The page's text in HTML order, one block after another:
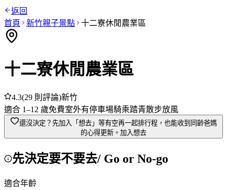
返回
首頁
新竹親子景點 十二寮休閒農業區
十二寮休閒農業區
4.3(29 則評論)新竹
適合 1–12 歲免費室外有停車場騎乘踏青散步放風
還沒決定？先加入「想去」 等有空再一起排行程，也能收到同齡爸媽
的心得更新。 加入想去
先決定要不要去/ Go or No-go
適合年齡